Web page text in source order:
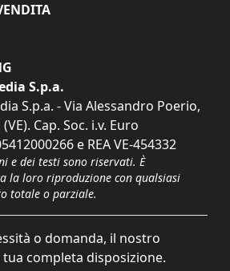
S.p.a.
S.p.a. - Via Alessandro Poerio,
Cap. Soc. i.v. Euro
e REA VE-454332
e dei testi sono riservati. È
la loro riproduzione con qualsiasi
totale o parziale.
o domanda, il nostro
completa disposizione.